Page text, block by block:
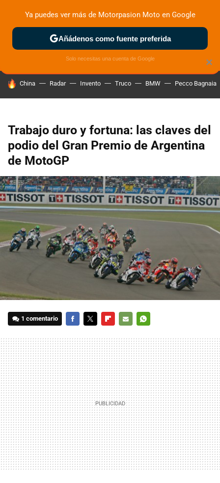
ZONA DE PRUEBAS DEPORTIVAS MOTOS ELÉCTRICAS
HOY SE HABLA DE
China Radar Invento Truco BMW Pecco Bagnaia
Trabajo duro y fortuna: las claves del
podio del Gran Premio de Argentina
de MotoGP
1 comentario
MAIL
×
Ya puedes ver más de Motorpasion Moto en Google
Añádenos como fuente preferida
Solo necesitas una cuenta de Google